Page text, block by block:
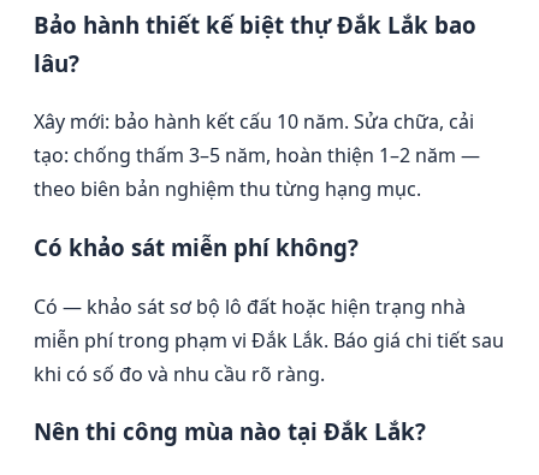
Bảo hành thiết kế biệt thự Đắk Lắk bao
lâu?
Xây mới: bảo hành kết cấu 10 năm. Sửa chữa, cải
tạo: chống thấm 3–5 năm, hoàn thiện 1–2 năm —
theo biên bản nghiệm thu từng hạng mục.
Có khảo sát miễn phí không?
Có — khảo sát sơ bộ lô đất hoặc hiện trạng nhà
miễn phí trong phạm vi Đắk Lắk. Báo giá chi tiết sau
khi có số đo và nhu cầu rõ ràng.
Nên thi công mùa nào tại Đắk Lắk?